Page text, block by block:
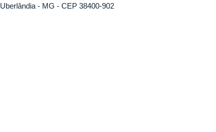
Uberlândia - MG - CEP 38400-902